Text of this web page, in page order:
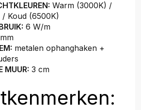
Warm (3000K) /
Koud (6500K)
6 W/m
metalen ophanghaken +
MUUR: 3 cm